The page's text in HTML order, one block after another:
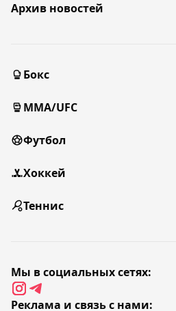
Архив новостей
Бокс
MMA/UFC
Футбол
Хоккей
Теннис
Мы в социальных сетях:
Реклама и связь с нами: